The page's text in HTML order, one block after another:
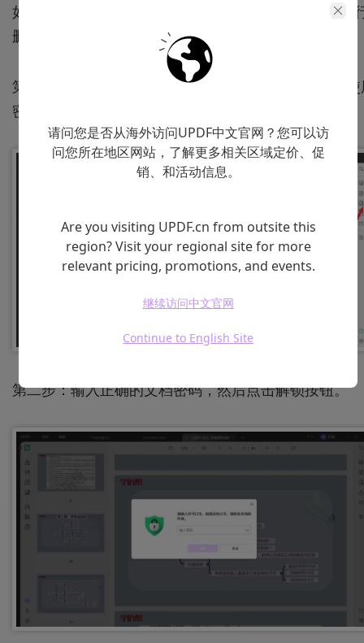
请问您是否从海外访问UPDF中文官网？您可以访
问您所在地区网站，了解更多相关区域定价、促
销、和活动信息。
Are you visiting UPDF.cn from outsite this
region? Visit your regional site for more
relevant pricing, promotions, and events.
继续访问中文官网
Continue to English Site
如果我们不需要PDF中的密码了，也可以使用UPDF进
删除密码的操作，具体的操作流程如下。
第一步：打开需要删除密码的PDF文档，点击右侧的
密码保护，选择删除安全性设置。
第二步：输入正确的文档密码，然后点击解锁按钮。